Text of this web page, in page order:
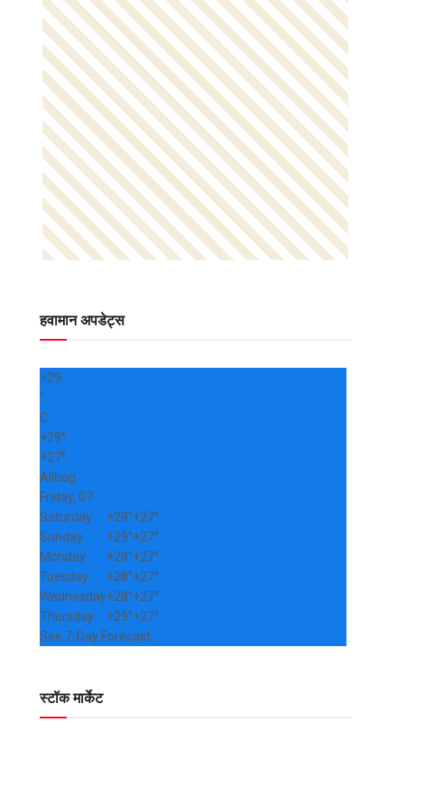
हवामान अपडेट्स
+29
°
C
+29°
+27°
Alibag
Friday, 07
Saturday
+29°+27°
Sunday
+29°+27°
Monday
+29°+27°
Tuesday
+28°+27°
Wednesday+28°+27°
Thursday
+29°+27°
See 7-Day Forecast
स्टॉक मार्केट